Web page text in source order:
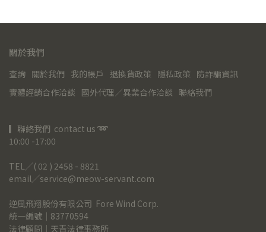
關於我們
查詢 關於我們 我的帳戶 退換貨政策 隱私政策 防詐騙資訊
實體經銷合作洽談 國外代理／異業合作洽談 聯絡我們
▎聯絡我們  contact us ➿
10:00 -17:00
TEL╱( 02 ) 2458 - 8821
email╱service@meow-servant.com
逆風飛翔股份有限公司  Fore Wind Corp.
統一編號｜83770594
法律顧問｜天青法律事務所